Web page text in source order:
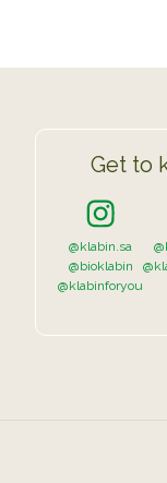
Get to
@klabin.sa
@bioklabin
@klabinforyou